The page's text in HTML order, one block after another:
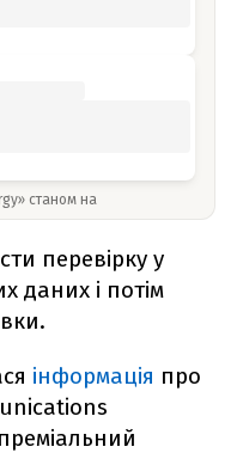
станом на
перевірку у
даних і потім
інформація про